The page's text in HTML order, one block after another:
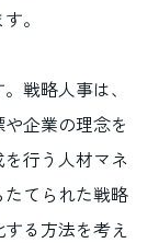
。
戦略人事は、
企業の理念を
行う人材マネ
てられた戦略
る方法を考え